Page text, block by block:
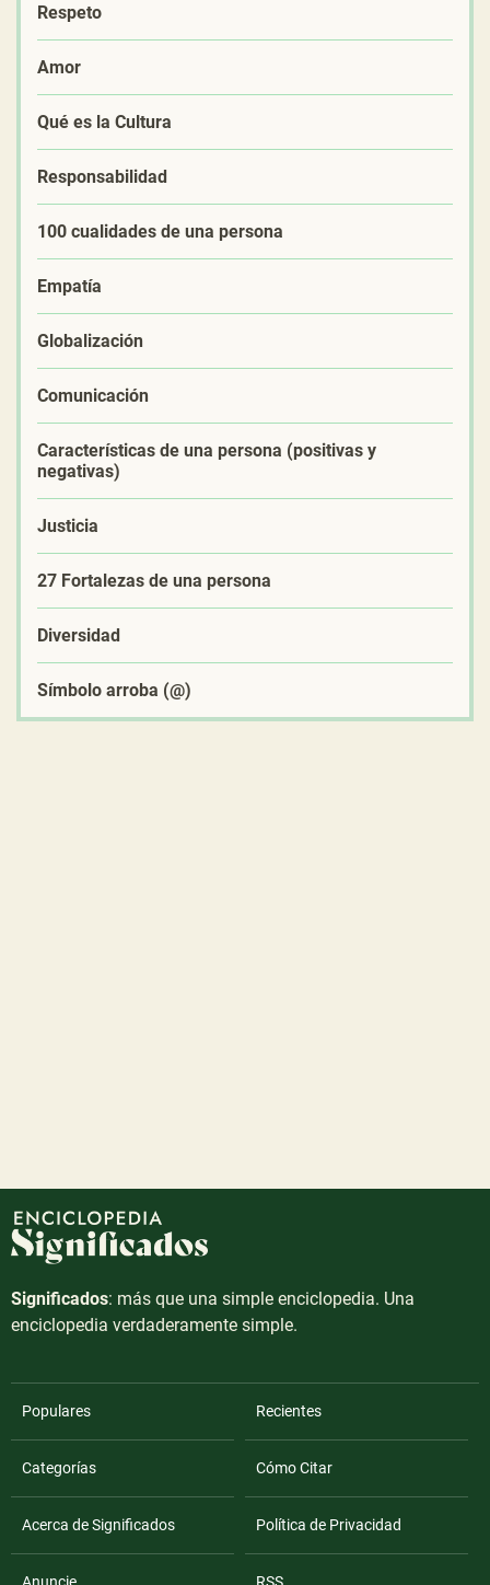
Respeto
Amor
Qué es la Cultura
Responsabilidad
100 cualidades de una persona
Empatía
Globalización
Comunicación
Características de una persona (positivas y
negativas)
Justicia
27 Fortalezas de una persona
Diversidad
Símbolo arroba (@)
Significados: más que una simple enciclopedia. Una
enciclopedia verdaderamente simple.
Populares Recientes
Categorías Cómo Citar
Acerca de Significados Política de Privacidad